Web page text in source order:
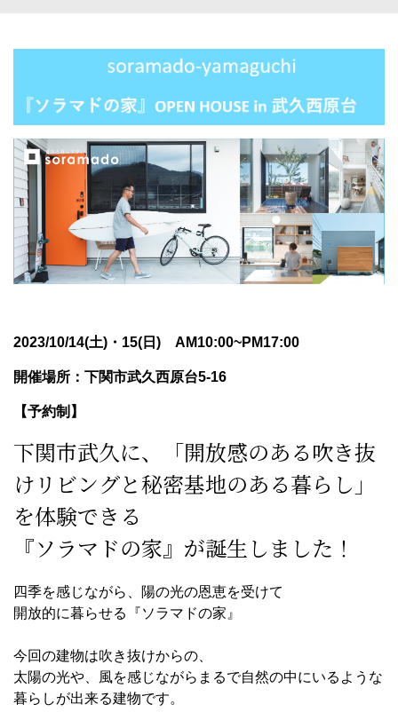
2023/10/14(土)・15(日) AM10:00~PM17:00
開催場所：下関市武久西原台5-16
【予約制】
下関市武久に、「開放感のある吹き抜
けリビングと秘密基地のある暮らし」
を体験できる
『ソラマドの家』が誕生しました！
四季を感じながら、陽の光の恩恵を受けて
開放的に暮らせる『ソラマドの家』
今回の建物は吹き抜けからの、
太陽の光や、風を感じながらまるで自然の中にいるような
暮らしが出来る建物です。